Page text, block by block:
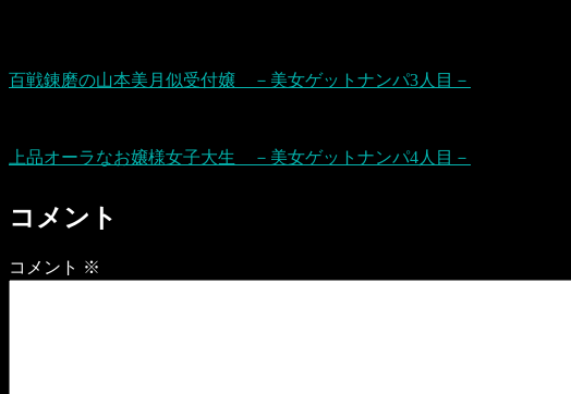
百戦錬磨の山本美月似受付嬢 －美女ゲットナンパ3人目－
上品オーラなお嬢様女子大生 －美女ゲットナンパ4人目－
コメント
コメント ※